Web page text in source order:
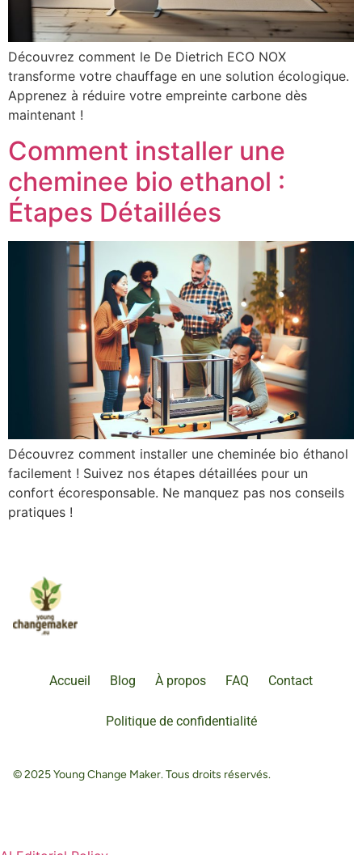
Découvrez comment le De Dietrich ECO NOX
transforme votre chauffage en une solution écologique.
Apprenez à réduire votre empreinte carbone dès
maintenant !
Comment installer une
cheminee bio ethanol :
Étapes Détaillées
Découvrez comment installer une cheminée bio éthanol
facilement ! Suivez nos étapes détaillées pour un
confort écoresponsable. Ne manquez pas nos conseils
pratiques !
Accueil Blog À propos FAQ Contact
Politique de confidentialité
© 2025 Young Change Maker. Tous droits réservés.